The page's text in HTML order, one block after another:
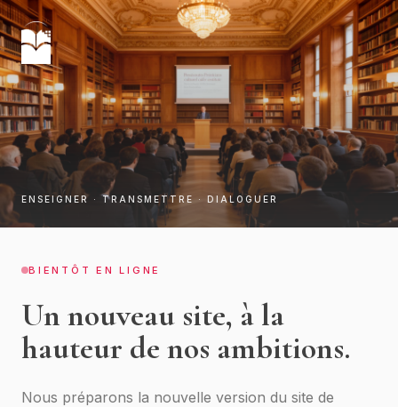
ENSEIGNER · TRANSMETTRE · DIALOGUER
BIENTÔT EN LIGNE
Un nouveau site, à la
hauteur de nos ambitions.
Nous préparons la nouvelle version du site de